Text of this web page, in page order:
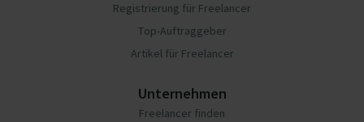
Registrierung für Freelancer
Top-Auftraggeber
Artikel für Freelancer
Unternehmen
Freelancer finden